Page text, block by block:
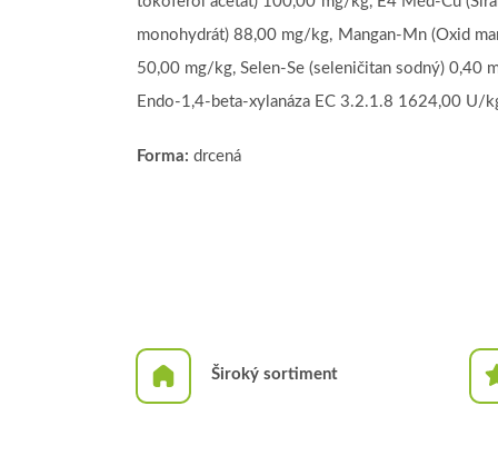
monohydrát) 88,00 mg/kg, Mangan-Mn (Oxid
50,00 mg/kg, Selen-Se (seleničitan sodný) 0,40
Endo-1,4-beta-xylanáza EC 3.2.1.8 1624,00 U/
Forma: drcená
Široký sortiment